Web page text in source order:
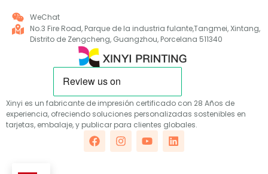
Xinyi es un fabricante de impresión certificado con 28 Años de
experiencia, ofreciendo soluciones personalizadas sostenibles en
tarjetas, embalaje, y publicar para clientes globales.
WeChat
No.3 Fire Road, Parque de la industria fulante,Tangmei, Xintang,
Distrito de Zengcheng, Guangzhou, Porcelana 511340